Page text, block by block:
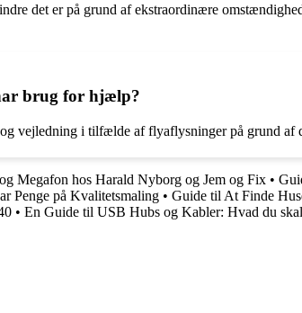
det er på grund af ekstraordinære
brug for hjælp?
vejledning i tilfælde af flyaflysninger på grund af
Megafon hos Harald Nyborg og Jem og Fix •
Penge på Kvalitetsmaling • Guide til At Finde
• En Guide til USB Hubs og Kabler: Hvad du